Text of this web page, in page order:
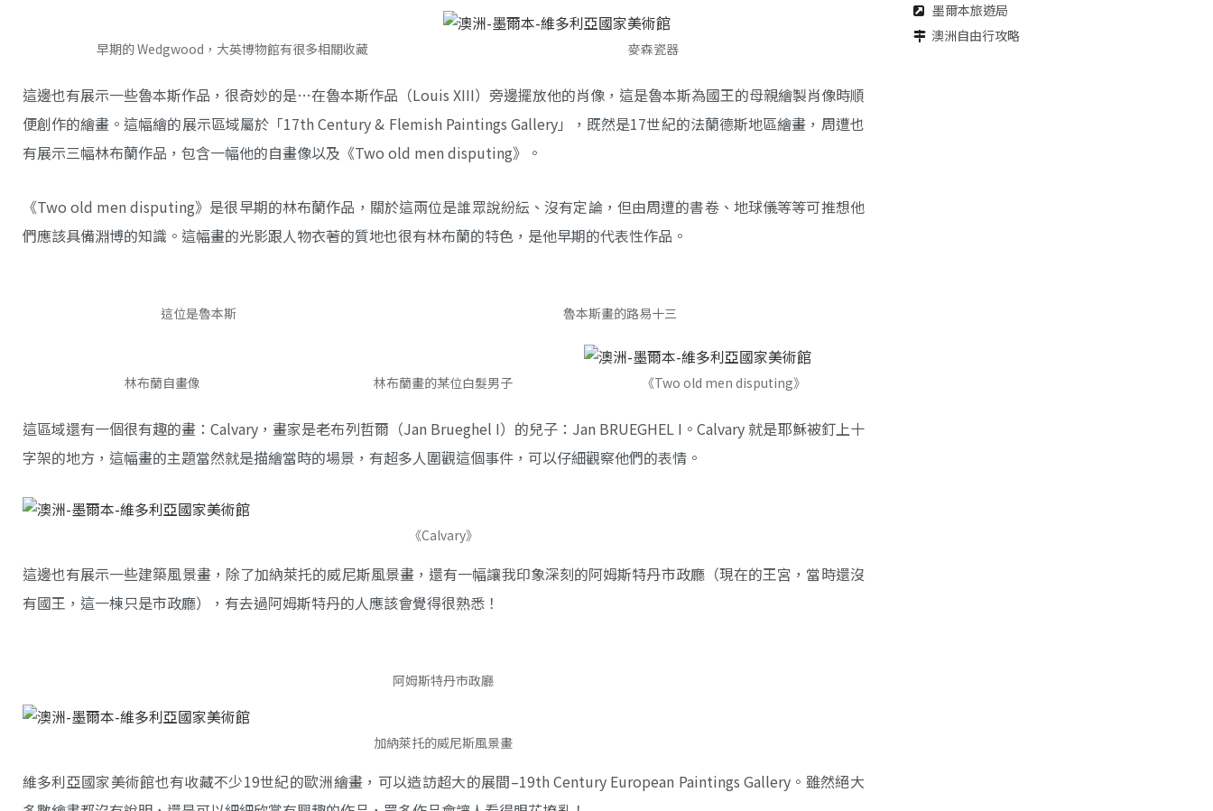
早期的 Wedgwood，大英博物館有很多相關收藏 麥森瓷器
這邊也有展示一些魯本斯作品，很奇妙的是…在魯本斯作品（Louis XIII）旁邊擺放他的肖像，這是魯本斯為國王的母親繪製肖像時順
便創作的繪畫。這幅繪的展示區域屬於「17th Century & Flemish Paintings Gallery」，既然是17世紀的法蘭德斯地區繪畫，周遭也
有展示三幅林布蘭作品，包含一幅他的自畫像以及《Two old men disputing》。
《Two old men disputing》是很早期的林布蘭作品，關於這兩位是誰眾說紛紜、沒有定論，但由周遭的書卷、地球儀等等可推想他
們應該具備淵博的知識。這幅畫的光影跟人物衣著的質地也很有林布蘭的特色，是他早期的代表性作品。
這位是魯本斯 魯本斯畫的路易十三
林布蘭自畫像 林布蘭畫的某位白髮男子 《Two old men disputing》
這區域還有一個很有趣的畫：Calvary，畫家是老布列哲爾（Jan Brueghel I）的兒子：Jan BRUEGHEL I。Calvary 就是耶穌被釘上十
字架的地方，這幅畫的主題當然就是描繪當時的場景，有超多人圍觀這個事件，可以仔細觀察他們的表情。
《Calvary》
這邊也有展示一些建築風景畫，除了加納萊托的威尼斯風景畫，還有一幅讓我印象深刻的阿姆斯特丹市政廳（現在的王宮，當時還沒
有國王，這一棟只是市政廳），有去過阿姆斯特丹的人應該會覺得很熟悉！
阿姆斯特丹市政廳
加納萊托的威尼斯風景畫
維多利亞國家美術館也有收藏不少19世紀的歐洲繪畫，可以造訪超大的展間–19th Century European Paintings Gallery。雖然絕大
墨爾本旅遊局
澳洲自由行攻略